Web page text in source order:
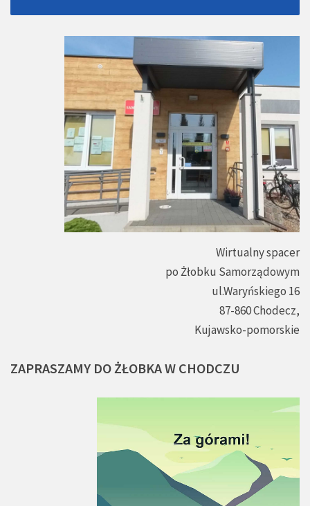
Wirtualny spacer
po Żłobku Samorządowym
ul.Waryńskiego 16
87-860 Chodecz,
Kujawsko-pomorskie
ZAPRASZAMY DOŻŁOBKAW CHODCZU